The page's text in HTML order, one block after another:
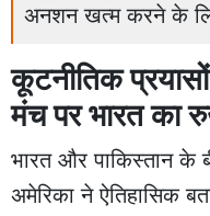
अनशन खत्म करने के
कूटनीतिक
मंच पर भारत का
भारत और पाकिस्तान के
अमेरिका ने ऐतिहासिक